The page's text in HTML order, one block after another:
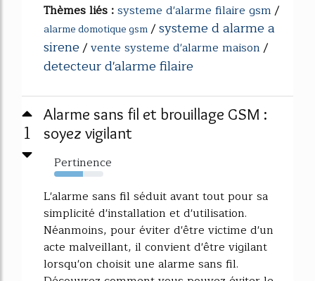
Thèmes liés :systeme d'alarme filaire gsm/
alarme domotique gsm/systeme d alarme a
sirene/vente systeme d'alarme maison/
detecteur d'alarme filaire
1
Alarme sans fil et brouillage GSM :
soyez vigilant
Pertinence
59%
L'alarme sans fil séduit avant tout pour sa
simplicité d'installation et d'utilisation.
Néanmoins, pour éviter d'être victime d'un
acte malveillant, il convient d'être vigilant
lorsqu'on choisit une alarme sans fil.